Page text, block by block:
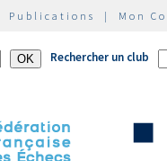
Publications | Mon
Rechercher un club